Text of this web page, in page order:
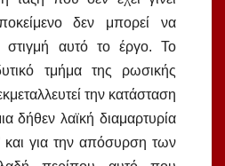
δεν μπορεί να
στιγμή αυτό το έργο. Το
τμήμα της ρωσικής
την κατάσταση
δήθεν λαϊκή διαμαρτυρία
και για την απόσυρση των